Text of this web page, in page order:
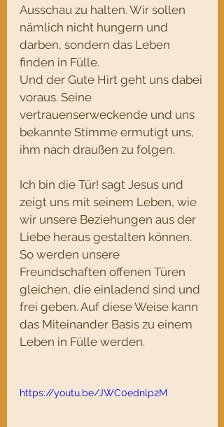
Ausschau zu halten. Wir sollen
nämlich nicht hungern und
darben, sondern das Leben
finden in Fülle.
Und der Gute Hirt geht uns dabei
voraus. Seine
vertrauenserweckende und uns
bekannte Stimme ermutigt uns,
ihm nach draußen zu folgen.
Ich bin die Tür! sagt Jesus und
zeigt uns mit seinem Leben, wie
wir unsere Beziehungen aus der
Liebe heraus gestalten können.
So werden unsere
Freundschaften offenen Türen
gleichen, die einladend sind und
frei geben. Auf diese Weise kann
das Miteinander Basis zu einem
Leben in Fülle werden.
https://youtu.be/JWC0ednlp2M